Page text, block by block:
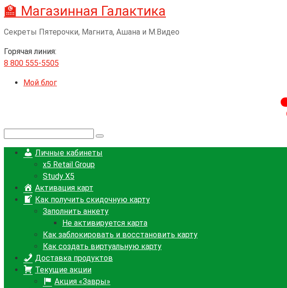
Перейти
к
контенту
🏫 Магазинная Галактика
Секреты Пятерочки, Магнита, Ашана и М.Видео
Горячая линия:
8 800 555-5505
Мой блог
Личные кабинеты
x5 Retail Group
Study X5
Активация карт
Как получить скидочную карту
Заполнить анкету
Не активируется карта
Как заблокировать и восстановить карту
Как создать виртуальную карту
Доставка продуктов
Текущие акции
Акция «Завры»